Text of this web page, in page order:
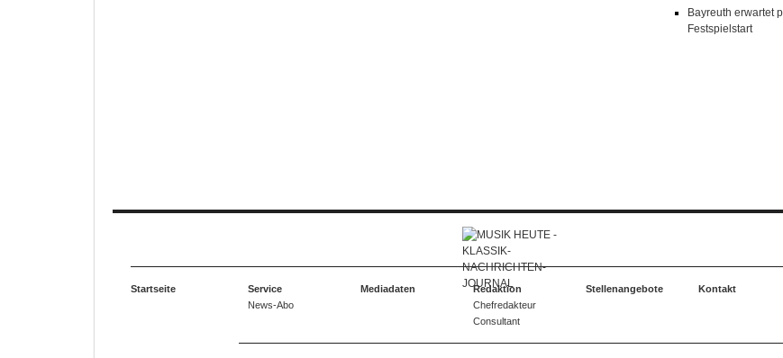
Bayreuth erwartet
Festspielstart
Startseite
Service
News-Abo
Mediadaten
Redaktion
Chefredakteur
Consultant
Stellenangebote Kontakt